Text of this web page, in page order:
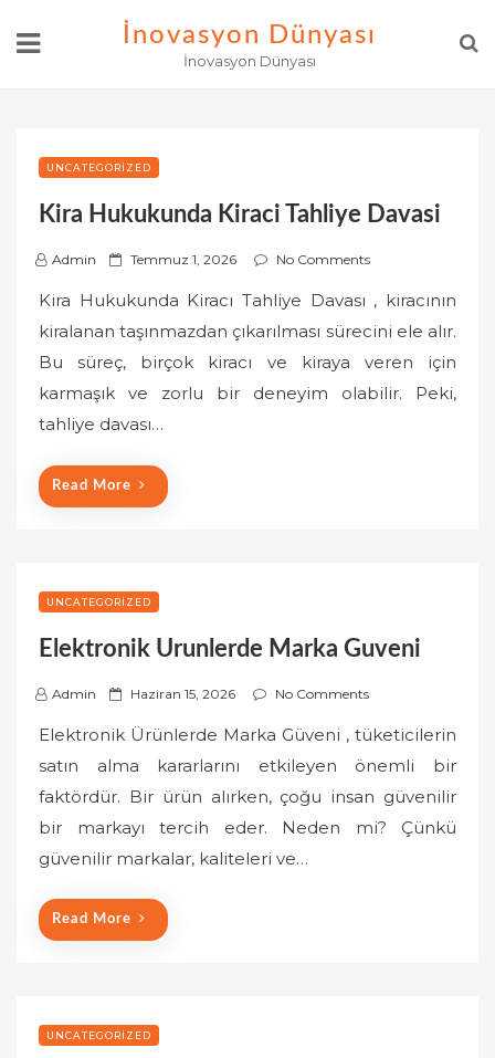
İnovasyon Dünyası
İnovasyon Dünyası
UNCATEGORIZED
Kira Hukukunda Kiraci Tahliye Davasi
Admin
P
s
t
e
o
Temmuz 1, 2026 No Comments
Kira Hukukunda Kiracı Tahliye Davası , kiracının
kiralanan taşınmazdan çıkarılması sürecini ele alır.
Bu süreç, birçok kiracı ve kiraya veren için
karmaşık ve zorlu bir deneyim olabilir. Peki,
tahliye davası…
Read More
UNCATEGORIZED
Elektronik Urunlerde Marka Guveni
Admin
P
s
t
d
Haziran 15, 2026 No Comments
Elektronik Ürünlerde Marka Güveni , tüketicilerin
satın alma kararlarını etkileyen önemli bir
faktördür. Bir ürün alırken, çoğu insan güvenilir
bir markayı tercih eder. Neden mi? Çünkü
güvenilir markalar, kaliteleri ve…
Read More
UNCATEGORIZED